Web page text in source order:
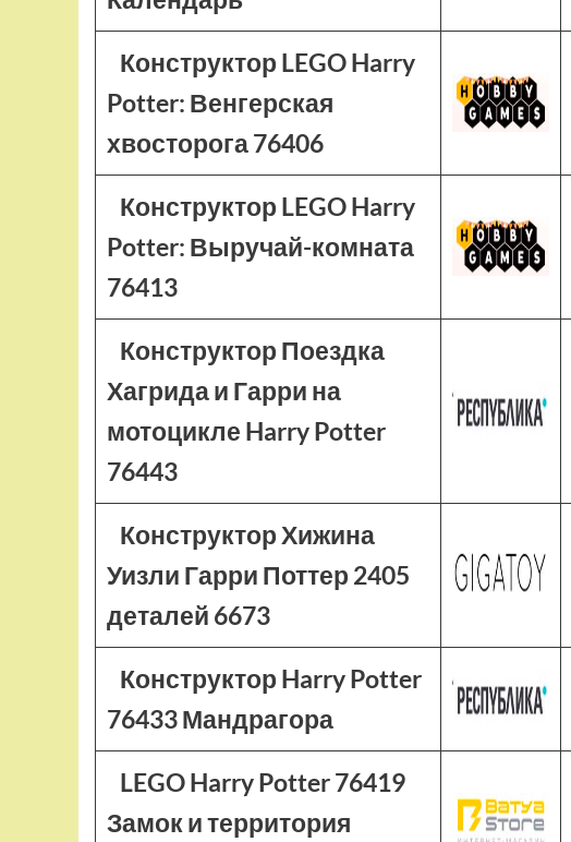
Конструктор LEGO Harry
Potter: Венгерская
хвосторога 76406
Конструктор LEGO Harry
Potter: Выручай-комната
76413
Конструктор Поездка
Хагрида и Гарри на
мотоцикле Harry Potter
76443
Конструктор Хижина
Уизли Гарри Поттер 2405
деталей 6673
Конструктор Harry Potter
76433 Мандрагора
LEGO Harry Potter 76419
Замок и территория